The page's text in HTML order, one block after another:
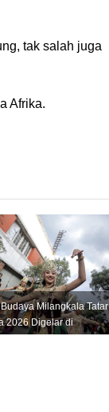
tak salah juga
Afrika.
Milangkala Tatar
2026 Digelar di